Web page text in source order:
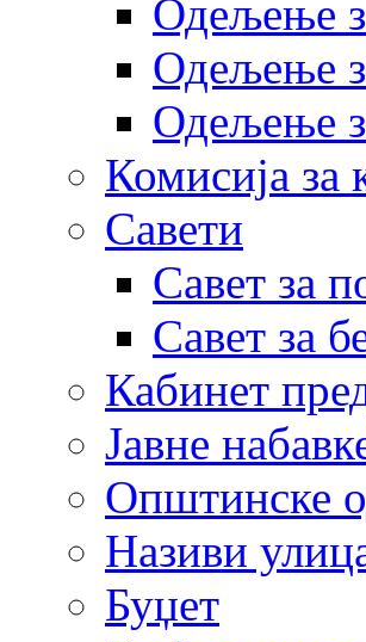
Одељење
Одељење
Одељење
Комисија за
Савети
Савет за
Савет за
Кабинет
Јавне
Општинске
Називи
Буџет